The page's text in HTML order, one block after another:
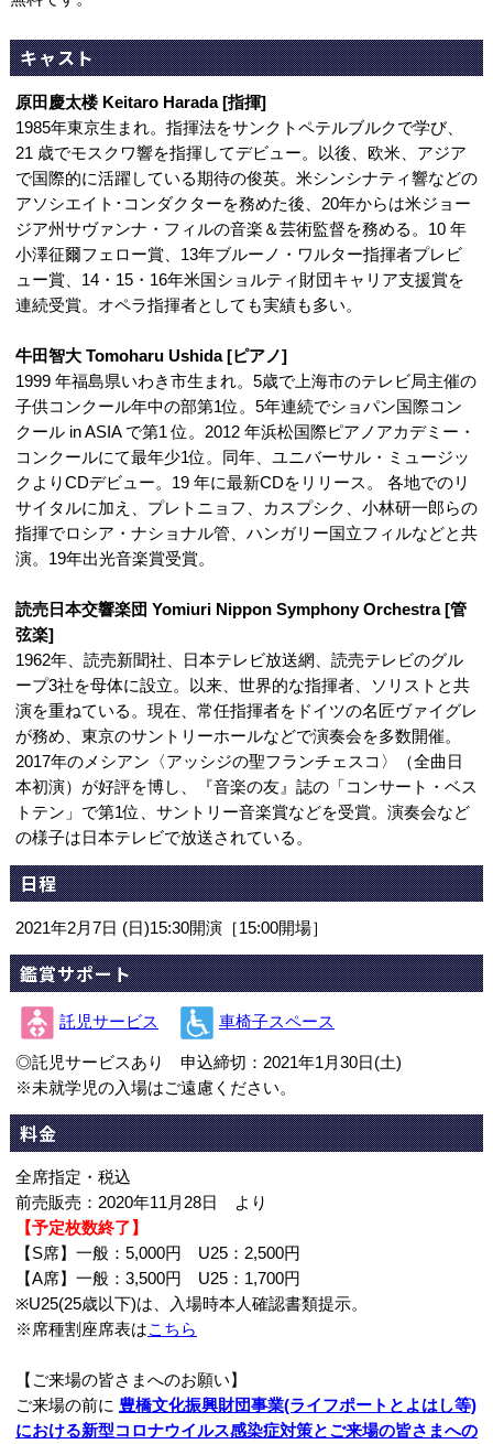
キャスト
原田慶太楼 Keitaro Harada [指揮]
1985年東京生まれ。指揮法をサンクトペテルブルクで学び、
21 歳でモスクワ響を指揮してデビュー。以後、欧米、アジア
で国際的に活躍している期待の俊英。米シンシナティ響などの
アソシエイト･コンダクターを務めた後、20年からは米ジョー
ジア州サヴァンナ・フィルの音楽＆芸術監督を務める。10 年
小澤征爾フェロー賞、13年ブルーノ・ワルター指揮者プレビ
ュー賞、14・15・16年米国ショルティ財団キャリア支援賞を
連続受賞。オペラ指揮者としても実績も多い。
牛田智大 Tomoharu Ushida [ピアノ]
1999 年福島県いわき市生まれ。5歳で上海市のテレビ局主催の
子供コンクール年中の部第1位。5年連続でショパン国際コン
クール in ASIA で第1 位。2012 年浜松国際ピアノアカデミー・
コンクールにて最年少1位。同年、ユニバーサル・ミュージッ
クよりCDデビュー。19 年に最新CDをリリース。 各地でのリ
サイタルに加え、プレトニョフ、カスプシク、小林研一郎らの
指揮でロシア・ナショナル管、ハンガリー国立フィルなどと共
演。19年出光音楽賞受賞。
読売日本交響楽団 Yomiuri Nippon Symphony Orchestra [管
弦楽]
1962年、読売新聞社、日本テレビ放送網、読売テレビのグル
ープ3社を母体に設立。以来、世界的な指揮者、ソリストと共
演を重ねている。現在、常任指揮者をドイツの名匠ヴァイグレ
が務め、東京のサントリーホールなどで演奏会を多数開催。
2017年のメシアン〈アッシジの聖フランチェスコ〉（全曲日
本初演）が好評を博し、『音楽の友』誌の「コンサート・ベス
トテン」で第1位、サントリー音楽賞などを受賞。演奏会など
の様子は日本テレビで放送されている。
日程
2021年2月7日 (日)15:30開演［15:00開場］
鑑賞サポート
託児サービス 車椅子スペース
◎託児サービスあり 申込締切：2021年1月30日(土)
※未就学児の入場はご遠慮ください。
料金
全席指定・税込
前売販売：2020年11月28日 より
【予定枚数終了】
【S席】一般：5,000円 U25：2,500円
【A席】一般：3,500円 U25：1,700円
※U25(25歳以下)は、入場時本人確認書類提示。
※席種割座席表はこちら
【ご来場の皆さまへのお願い】
ご来場の前に 豊橋文化振興財団事業(ライフポートとよはし等)
における新型コロナウイルス感染症対策とご来場の皆さまへの